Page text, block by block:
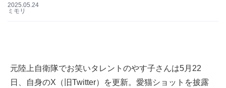
2025.05.24
ミモリ
元陸上自衛隊でお笑いタレントのやす子さんは5月22
日、自身のX（旧Twitter）を更新。愛猫ショットを披露